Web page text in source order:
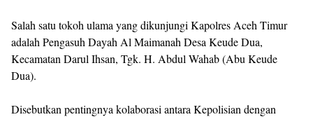
Salah satu tokoh ulama yang dikunjungi Kapolres Aceh Timur
adalah Pengasuh Dayah Al Maimanah Desa Keude Dua,
Kecamatan Darul Ihsan, Tgk. H. Abdul Wahab (Abu Keude
Dua).
Disebutkan pentingnya kolaborasi antara Kepolisian dengan